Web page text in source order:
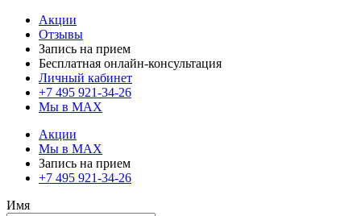
Акции
Отзывы
Запись на прием
Бесплатная онлайн-консультация
Личный кабинет
+7 495 921-34-26
Мы в MAX
Акции
Мы в MAX
Запись на прием
+7 495 921-34-26
Имя